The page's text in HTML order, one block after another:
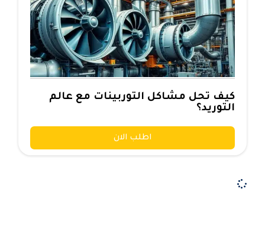
كيف تحل مشاكل التوربينات مع عالم
التوريد؟
اطلب الان